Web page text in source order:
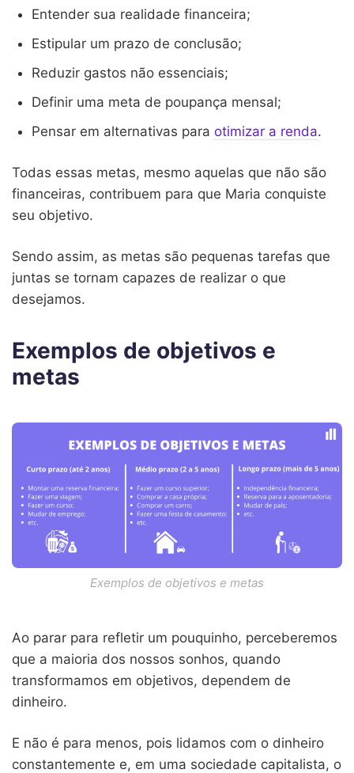
Entender sua realidade financeira;
Estipular um prazo de conclusão;
Reduzir gastos não essenciais;
Definir uma meta de poupança mensal;
Pensar em alternativas para otimizar a renda.
Todas essas metas, mesmo aquelas que não são
financeiras, contribuem para que Maria conquiste
seu objetivo.
Sendo assim, as metas são pequenas tarefas que
juntas se tornam capazes de realizar o que
desejamos.
Exemplos de objetivos e
metas
Exemplos de objetivos e metas
Ao parar para refletir um pouquinho, perceberemos
que a maioria dos nossos sonhos, quando
transformamos em objetivos, dependem de
dinheiro.
E não é para menos, pois lidamos com o dinheiro
constantemente e, em uma sociedade capitalista, o